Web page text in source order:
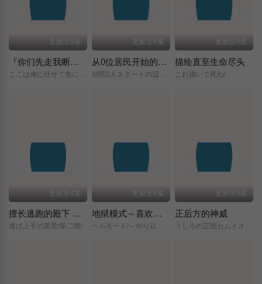
更新至6集
『你们先走我断后』，于是10年后我成为了传说
更新至6集
从0位居民开始的边境领主大人
更新至6集
描绘直至生命尽头
これ描いて死ね/
更新至4集
擅长逃跑的殿下 第二季
逃げ上手の若君/第二期/
更新至6集
地狱模式～喜欢挑战特殊成就的玩家在废设定的异世界成为无双～第二季
ヘルモード/～やり込み好きのゲーマーは廃設定の異世界で無双する～/2nd/Season/
更新至6集
正后方的神威
うしろの正面カムイさん/